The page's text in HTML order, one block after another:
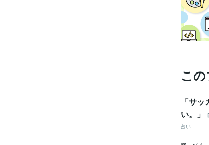
こ
「サ
い。」
占い